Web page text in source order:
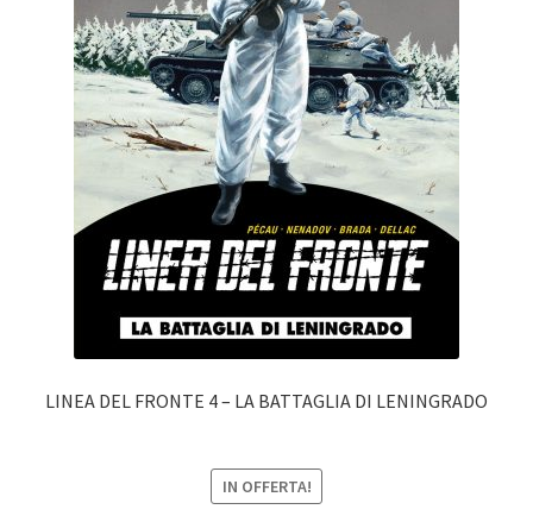
LINEA DEL FRONTE 4 – LA BATTAGLIA DI LENINGRADO
IN OFFERTA!